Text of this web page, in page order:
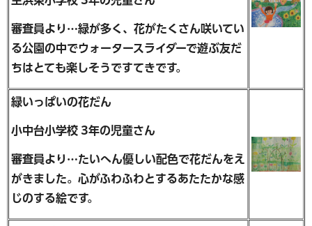
審査員より…緑が多く、花がたくさん咲いてい
る公園の中でウォータースライダーで遊ぶ友だ
ちはとても楽しそうですてきです。
緑いっぱいの花だん
小中台小学校 3年の児童さん
審査員より…たいへん優しい配色で花だんをえ
がきました。心がふわふわとするあたたかな感
じのする絵です。